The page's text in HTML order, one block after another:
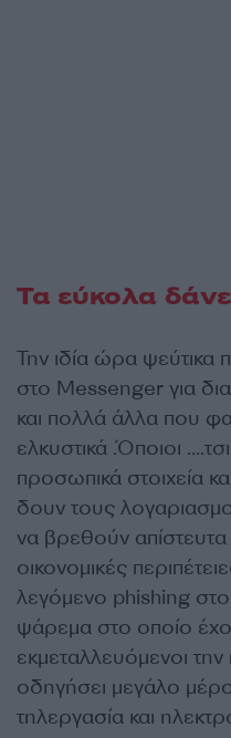
Τα εύκολα
Την ιδία ώρα ψεύτικα
στο Μessenger για
και πολλά άλλα που
ελκυστικά .Όποιοι
προσωπικά στοιχεία
δουν τους
να βρεθούν
οικονομικές
λεγόμενο phishing
ψάρεμα στο οποίο
εκμεταλλευόμενοι
οδηγήσει μεγάλο
τηλεργασία και